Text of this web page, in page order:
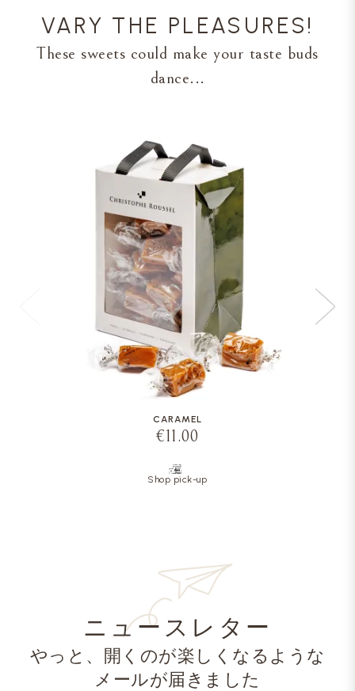
VARY THE PLEASURES!
These sweets could make your taste buds
dance...
CARAMEL
€11.00
Shop pick-up
ニュースレター
やっと、開くのが楽しくなるような
メールが届きました